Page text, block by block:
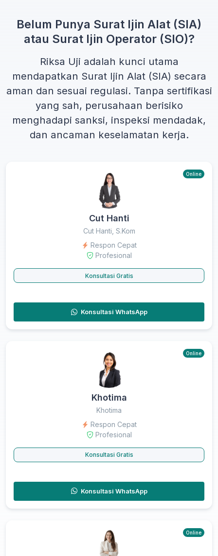
Belum Punya Surat Ijin Alat (SIA)
atau Surat Ijin Operator (SIO)?
Riksa Uji adalah kunci utama
mendapatkan Surat Ijin Alat (SIA) secara
aman dan sesuai regulasi. Tanpa sertifikasi
yang sah, perusahaan berisiko
menghadapi sanksi, inspeksi mendadak,
dan ancaman keselamatan kerja.
Online
Cut Hanti
Cut Hanti, S.Kom
Respon Cepat
Profesional
Konsultasi Gratis
Konsultasi WhatsApp
Online
Khotima
Khotima
Respon Cepat
Profesional
Konsultasi Gratis
Konsultasi WhatsApp
Online